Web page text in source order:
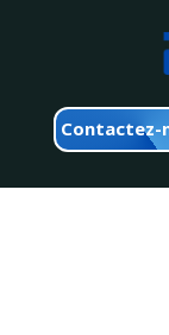
Contactez-